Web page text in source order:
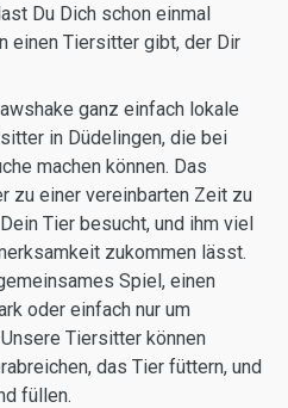
Du Dich schon einmal
einen Tiersitter gibt, der Dir
ganz einfach lokale
in Düdelingen, die bei
machen können. Das
zu einer vereinbarten Zeit zu
Tier besucht, und ihm viel
zukommen lässt.
Spiel, einen
oder einfach nur um
Tiersitter können
das Tier füttern, und
füllen.